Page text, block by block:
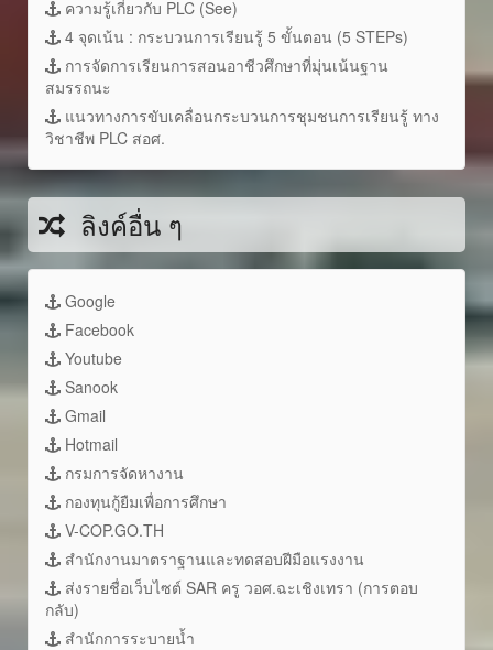
ความรู้เกี่ยวกับ PLC (See)
4 จุดเน้น : กระบวนการเรียนรู้ 5 ขั้นตอน (5 STEPs)
การจัดการเรียนการสอนอาชีวศึกษาที่มุ่นเน้นฐาน
สมรรถนะ
แนวทางการขับเคลื่อนกระบวนการชุมชนการเรียนรู้ ทาง
วิชาชีพ PLC สอศ.
ลิงค์อื่น ๆ
Google
Facebook
Youtube
Sanook
Gmail
Hotmail
กรมการจัดหางาน
กองทุนกู้ยืมเพื่อการศึกษา
V-COP.GO.TH
สำนักงานมาตราฐานและทดสอบฝีมือแรงงาน
ส่งรายชื่อเว็บไซต์ SAR ครู วอศ.ฉะเชิงเทรา (การตอบ
กลับ)
สำนักการระบายน้ำ